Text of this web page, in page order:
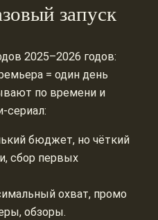
запуск
2025–2026 годов:
= один день
по времени и
бюджет, но чёткий
сбор первых
охват, промо
обзоры.